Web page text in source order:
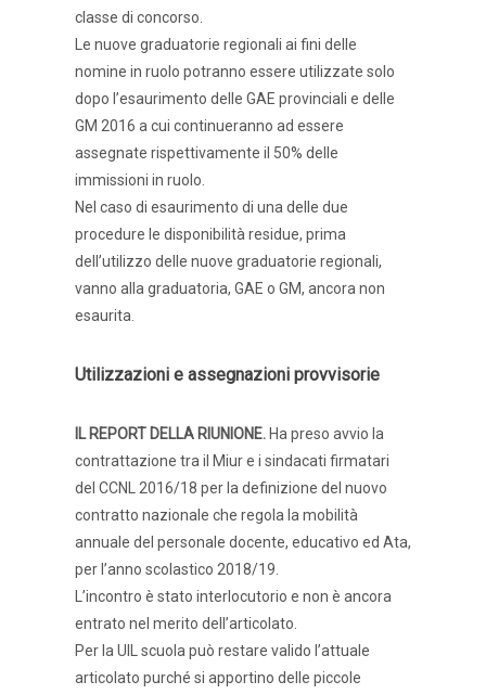
classe di concorso.
Le nuove graduatorie regionali ai fini delle
nomine in ruolo potranno essere utilizzate solo
dopo l’esaurimento delle GAE provinciali e delle
GM 2016 a cui continueranno ad essere
assegnate rispettivamente il 50% delle
immissioni in ruolo.
Nel caso di esaurimento di una delle due
procedure le disponibilità residue, prima
dell’utilizzo delle nuove graduatorie regionali,
vanno alla graduatoria, GAE o GM, ancora non
esaurita.
Utilizzazioni e assegnazioni provvisorie
IL REPORT DELLA RIUNIONE. Ha preso avvio la
contrattazione tra il Miur e i sindacati firmatari
del CCNL 2016/18 per la definizione del nuovo
contratto nazionale che regola la mobilità
annuale del personale docente, educativo ed Ata,
per l’anno scolastico 2018/19.
L’incontro è stato interlocutorio e non è ancora
entrato nel merito dell’articolato.
Per la UIL scuola può restare valido l’attuale
articolato purché si apportino delle piccole